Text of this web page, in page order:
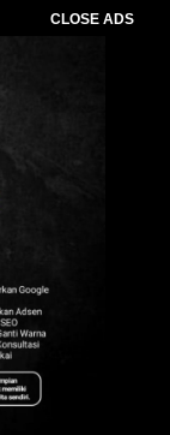
CLOSE ADS